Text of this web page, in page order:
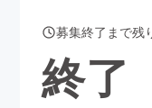
ィ
募集終了まで残
終了